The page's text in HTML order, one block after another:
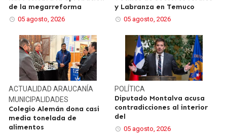
de la megarreforma
05 agosto, 2026
y Labranza en Temuco
05 agosto, 2026
ACTUALIDADARAUCANÍA
MUNICIPALIDADES
Colegio Alemán dona casi
media tonelada de
alimentos
POLÍTICA
Diputado Montalva acusa
contradicciones al interior
del
05 agosto, 2026